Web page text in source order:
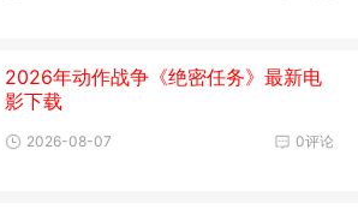
2026年动作战争《绝密任务》最新电
影下载
0评论
2026-08-07